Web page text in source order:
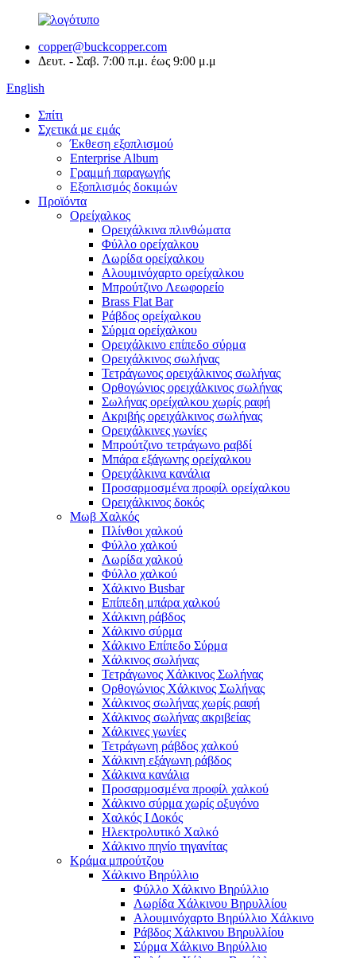
copper@buckcopper.com
Δευτ. - Σαβ. 7:00 π.μ. έως 9:00 μ.μ
English
Σπίτι
Σχετικά με εμάς
Έκθεση εξοπλισμού
Enterprise Album
Γραμμή παραγωγής
Εξοπλισμός δοκιμών
Προϊόντα
Ορείχαλκος
Ορειχάλκινα πλινθώματα
Φύλλο ορείχαλκου
Λωρίδα ορείχαλκου
Αλουμινόχαρτο ορείχαλκου
Μπρούτζινο Λεωφορείο
Brass Flat Bar
Ράβδος ορείχαλκου
Σύρμα ορείχαλκου
Ορειχάλκινο επίπεδο σύρμα
Ορειχάλκινος σωλήνας
Τετράγωνος ορειχάλκινος σωλήνας
Ορθογώνιος ορειχάλκινος σωλήνας
Σωλήνας ορείχαλκου χωρίς ραφή
Ακριβής ορειχάλκινος σωλήνας
Ορειχάλκινες γωνίες
Μπρούτζινο τετράγωνο ραβδί
Μπάρα εξάγωνης ορείχαλκου
Ορειχάλκινα κανάλια
Προσαρμοσμένα προφίλ ορείχαλκου
Ορειχάλκινος δοκός
Μωβ Χαλκός
Πλίνθοι χαλκού
Φύλλο χαλκού
Λωρίδα χαλκού
Φύλλο χαλκού
Χάλκινο Busbar
Επίπεδη μπάρα χαλκού
Χάλκινη ράβδος
Χάλκινο σύρμα
Χάλκινο Επίπεδο Σύρμα
Χάλκινος σωλήνας
Τετράγωνος Χάλκινος Σωλήνας
Ορθογώνιος Χάλκινος Σωλήνας
Χάλκινος σωλήνας χωρίς ραφή
Χάλκινος σωλήνας ακριβείας
Χάλκινες γωνίες
Τετράγωνη ράβδος χαλκού
Χάλκινη εξάγωνη ράβδος
Χάλκινα κανάλια
Προσαρμοσμένα προφίλ χαλκού
Χάλκινο σύρμα χωρίς οξυγόνο
Χαλκός Ι Δοκός
Ηλεκτρολυτικό Χαλκό
Χάλκινο πηνίο τηγανίτας
Κράμα μπρούτζου
Χάλκινο Βηρύλλιο
Φύλλο Χάλκινο Βηρύλλιο
Λωρίδα Χάλκινου Βηρυλλίου
Αλουμινόχαρτο Βηρύλλιο Χάλκινο
Ράβδος Χάλκινου Βηρυλλίου
Σύρμα Χάλκινο Βηρύλλιο